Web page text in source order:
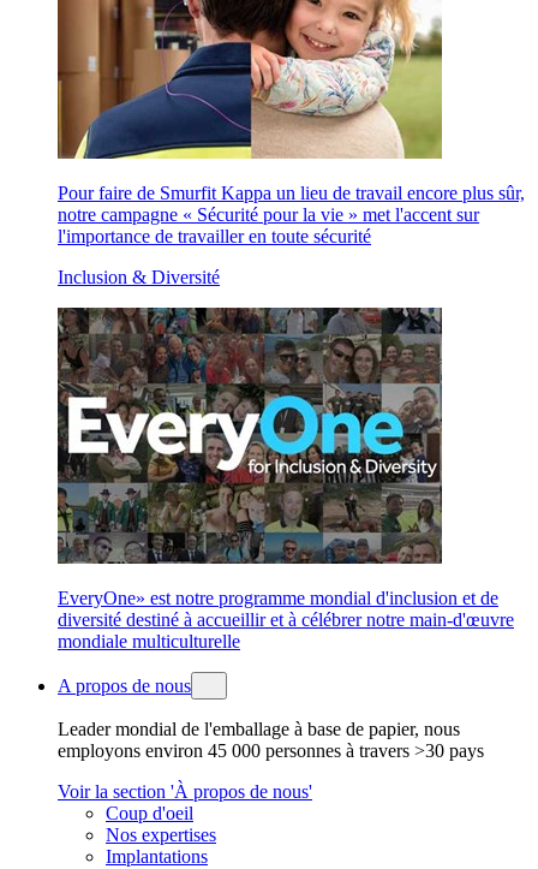
Pour faire de Smurfit Kappa un lieu de travail encore plus sûr,
notre campagne « Sécurité pour la vie » met l'accent sur
l'importance de travailler en toute sécurité
Inclusion & Diversité
EveryOne» est notre programme mondial d'inclusion et de
diversité destiné à accueillir et à célébrer notre main-d'œuvre
mondiale multiculturelle
A propos de nous
Leader mondial de l'emballage à base de papier, nous
employons environ 45 000 personnes à travers >30 pays
Voir la section 'À propos de nous'
Coup d'oeil
Nos expertises
Implantations